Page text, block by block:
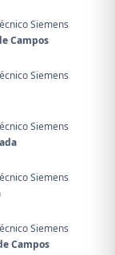
Siemens
Campos
Siemens
Siemens
Siemens
Siemens
Campos